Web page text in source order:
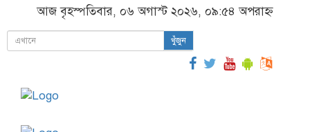
আজ বৃহস্পতিবার, ০৬ অগাস্ট ২০২৬, ০৯:৫৪ অপরাহ্ন
খুঁজুন